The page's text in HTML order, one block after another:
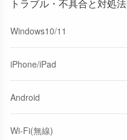
トラブル・不具合と対処法
Windows10/11
iPhone/iPad
Android
Wi-Fi(無線)